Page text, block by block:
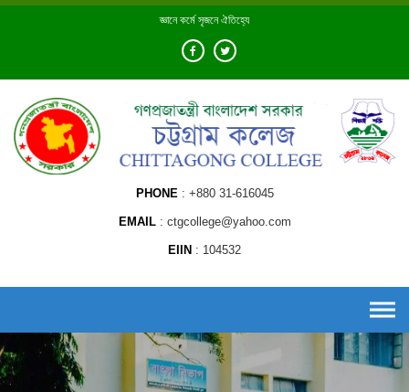
Skip
জ্ঞানে কর্মে সৃজনে ঐতিহ্যে
PHONE +880 31-616045
EMAIL ctgcollege@yahoo.com
EIIN 104532